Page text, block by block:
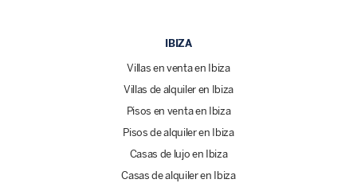
IBIZA
Villas en venta en Ibiza
Villas de alquiler en Ibiza
Pisos en venta en Ibiza
Pisos de alquiler en Ibiza
Casas de lujo en Ibiza
Casas de alquiler en Ibiza